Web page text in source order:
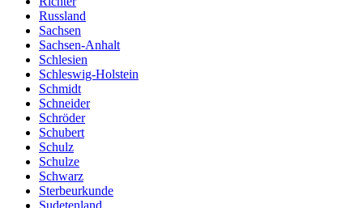
Russland
Sachsen
Sachsen-Anhalt
Schlesien
Schleswig-Holstein
Schmidt
Schneider
Schröder
Schubert
Schulz
Schulze
Schwarz
Sterbeurkunde
Sudetenland